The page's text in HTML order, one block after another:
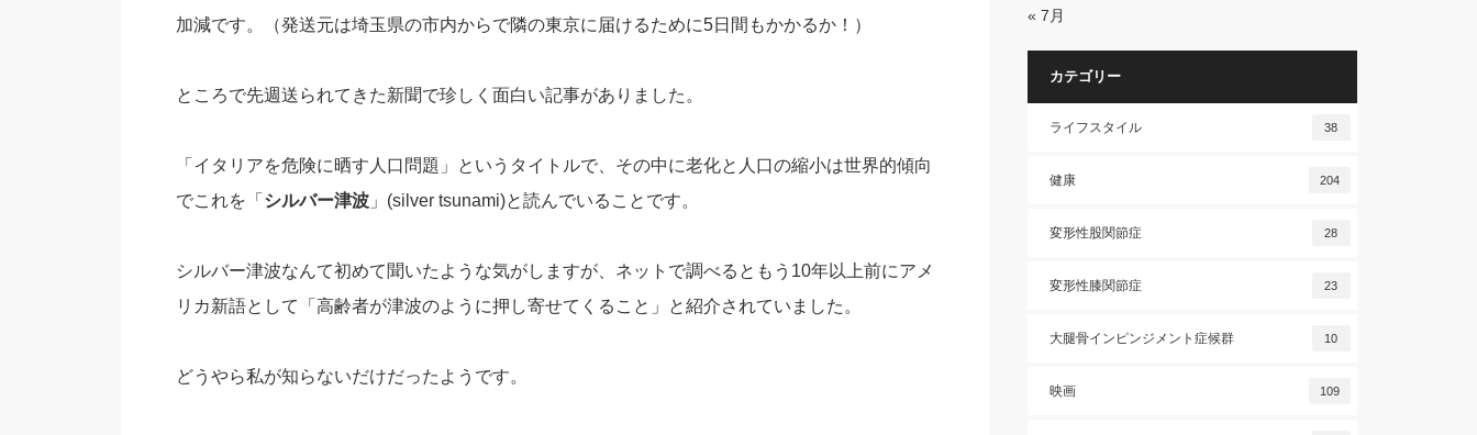
加減です。（発送元は埼玉県の市内からで隣の東京に届けるために5日間もかかるか！）
ところで先週送られてきた新聞で珍しく面白い記事がありました。
「イタリアを危険に晒す人口問題」というタイトルで、その中に老化と人口の縮小は世界的傾向
でこれを「 シルバー津波」(silver tsunami)と読んでいることです。
シルバー津波なんて初めて聞いたような気がしますが、ネットで調べるともう10年以上前にアメ
リカ新語として「高齢者が津波のように押し寄せてくること」と紹介されていました。
どうやら私が知らないだけだったようです。
« 7月
カテゴリー
ライフスタイル 38
健康 204
変形性股関節症 28
変形性膝関節症 23
大腿骨インピンジメント症候群 10
映画 109